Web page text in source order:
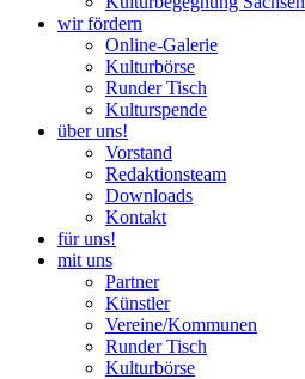
wir fördern
Online-Galerie
Kulturbörse
Runder Tisch
Kulturspende
über uns!
Vorstand
Redaktionsteam
Downloads
Kontakt
für uns!
mit uns
Partner
Künstler
Vereine/Kommunen
Runder Tisch
Kulturbörse